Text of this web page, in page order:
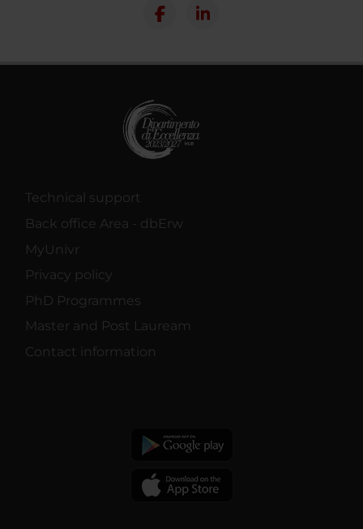
Technical support
Back office Area - dbErw
MyUnivr
Privacy policy
PhD Programmes
Master and Post Lauream
Contact information